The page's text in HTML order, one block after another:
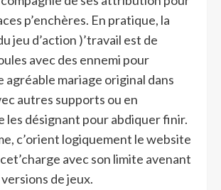
p’enchères. En pratique, la
jeu d’action )’travail est de
avec des ennemi pour
mariage original dans
autres supports ou en
les désignant pour abdiquer finir.
c’orient logiquement le website
avec son limite avenant
de jeux.